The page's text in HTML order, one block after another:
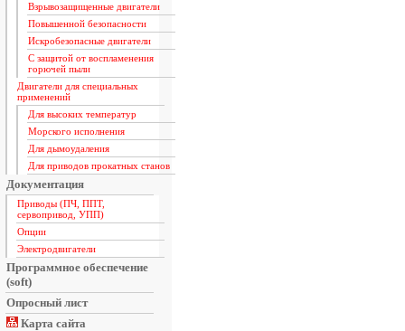
Взрывозащищенные двигатели
Повышенной безопасности
Искробезопасные двигатели
С защитой от воспламенения
горючей пыли
Двигатели для специальных
применений
Для высоких температур
Морского исполнения
Для дымоудаления
Для приводов прокатных станов
Документация
Приводы (ПЧ, ППТ,
сервопривод, УПП)
Опции
Электродвигатели
Программное обеспечение
(soft)
Опросный лист
Карта сайта